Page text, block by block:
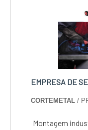
EMPRESA DE
CORTEMETAL /
Montagem